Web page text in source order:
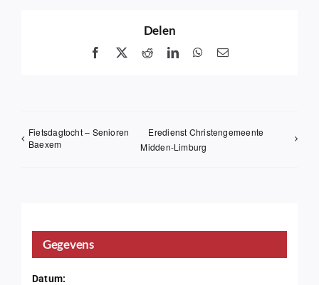
Delen
Facebook
X RedditLinkedInWhatsApp
Email
Fietsdagtocht – Senioren
Baexem
Eredienst Christengemeente
Midden-Limburg
Gegevens
Datum: